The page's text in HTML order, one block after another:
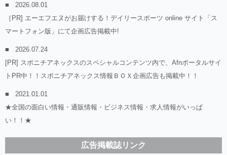
2026.08.01
［PR] エーエフエヌがお届けする！デイリースポーツ online サイト「ス
マートフォン版」にて企画広告掲載中!
2026.07.24
[PR] スポニチアネックスのスペシャルコンテンツ内で、Afnポータルサイ
トPR中！！スポニチアネックス情報ＢＯＸ企画広告も掲載中！！
2021.01.01
★全国の面白い情報・通販情報・ビジネス情報・求人情報がいっぱ
い！！★
広告掲載誌リンク